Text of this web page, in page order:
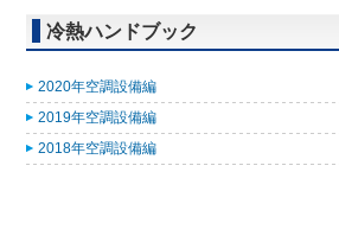
冷熱ハンドブック
2020年空調設備編
2019年空調設備編
2018年空調設備編